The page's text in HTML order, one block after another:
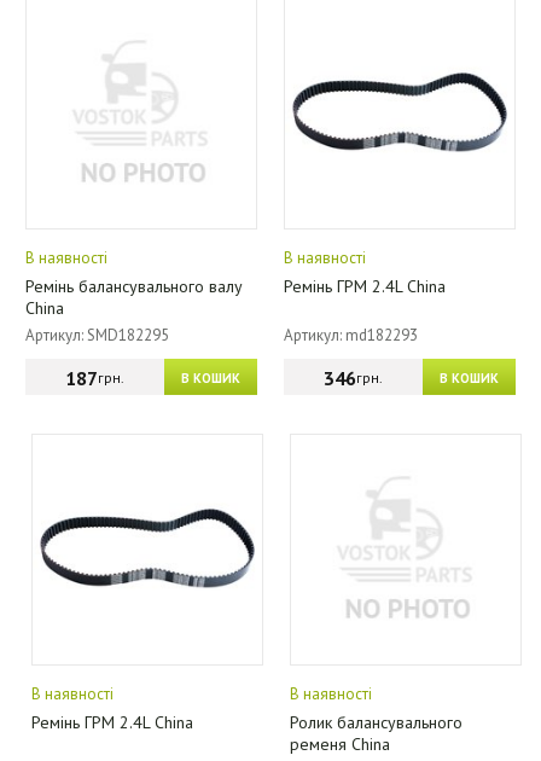
В наявності
Ремінь балансувального валу
China
Артикул: SMD182295
В КОШИК
187грн.
В наявності
Ремінь ГРМ 2.4L China
Артикул: md182293
В КОШИК
346грн.
В наявності
Ремінь ГРМ 2.4L China
В наявності
Ролик балансувального
ременя China